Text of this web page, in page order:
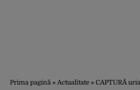
Prima pagină » Actualitate » CAPTURĂ